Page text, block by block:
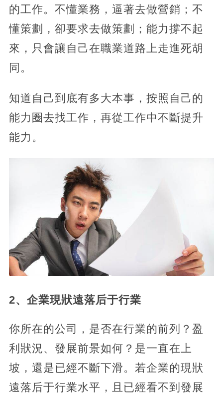
的工作。不懂業務，逼著去做營銷；不
懂策劃，卻要求去做策劃；能力撐不起
來，只會讓自己在職業道路上走進死胡
同。
知道自己到底有多大本事，按照自己的
能力圈去找工作，再從工作中不斷提升
能力。
2、企業現狀遠落后于行業
你所在的公司，是否在行業的前列？盈
利狀況、發展前景如何？是一直在上
坡，還是已經不斷下滑。若企業的現狀
遠落后于行業水平，且已經看不到發展